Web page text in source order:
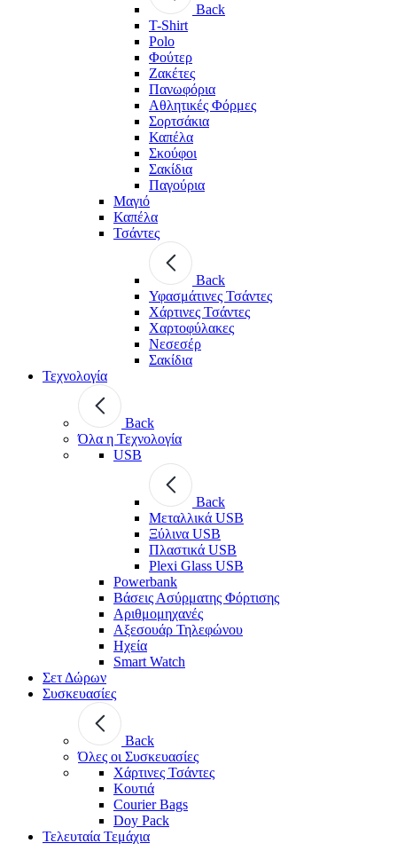
Back
T-Shirt
Polo
Φούτερ
Ζακέτες
Πανωφόρια
Αθλητικές Φόρμες
Σορτσάκια
Καπέλα
Σκούφοι
Σακίδια
Παγούρια
Μαγιό
Καπέλα
Τσάντες
Back
Υφασμάτινες Τσάντες
Χάρτινες Τσάντες
Χαρτοφύλακες
Νεσεσέρ
Σακίδια
Τεχνολογία
Back
Όλα η Τεχνολογία
USB
Back
Μεταλλικά USB
Ξύλινα USB
Πλαστικά USB
Plexi Glass USB
Powerbank
Βάσεις Ασύρματης Φόρτισης
Αριθμομηχανές
Αξεσουάρ Τηλεφώνου
Ηχεία
Smart Watch
Σετ Δώρων
Συσκευασίες
Back
Όλες οι Συσκευασίες
Χάρτινες Τσάντες
Κουτιά
Courier Bags
Doy Pack
Τελευταία Τεμάχια